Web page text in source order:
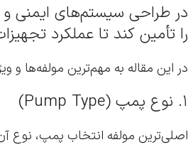
در طراحی سیستم‌های ایمنی
را تأمین کند تا عملکرد
در این مقاله به مهم‌ترین مولفه‌ها
۱. نوع پمپ (Pump Type)
اصلی‌ترین مولفه انتخاب پمپ، نوع